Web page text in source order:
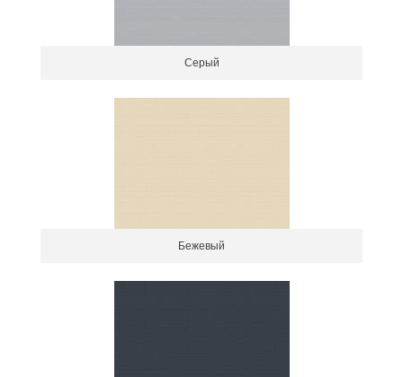
Серый
Бежевый